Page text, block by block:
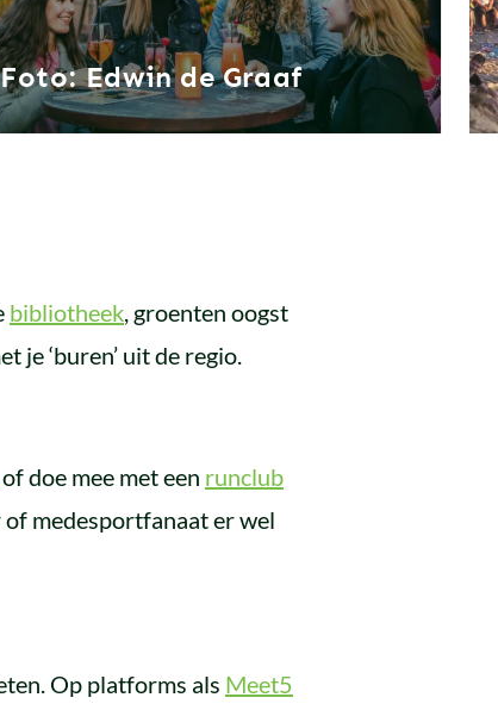
Foto: Edwin de Graaf
bibliotheek, groenten oogst
je ‘buren’ uit de regio.
of doe mee met een runclub
medesportfanaat er wel
Op platforms als Meet5